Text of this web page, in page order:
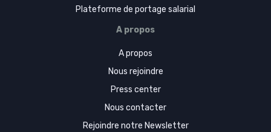
Plateforme de portage salarial
A propos
A propos
Nous rejoindre
Press center
Nous contacter
Rejoindre notre Newsletter